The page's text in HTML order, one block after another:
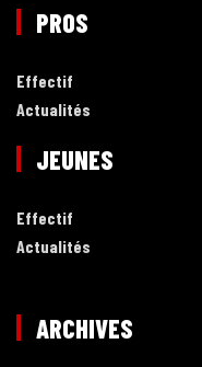
PROS
Effectif
Actualités
JEUNES
Effectif
Actualités
ARCHIVES